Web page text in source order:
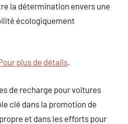
la détermination envers une
écologiquement
plus de détails.
de recharge pour voitures
clé dans la promotion de
et dans les efforts pour